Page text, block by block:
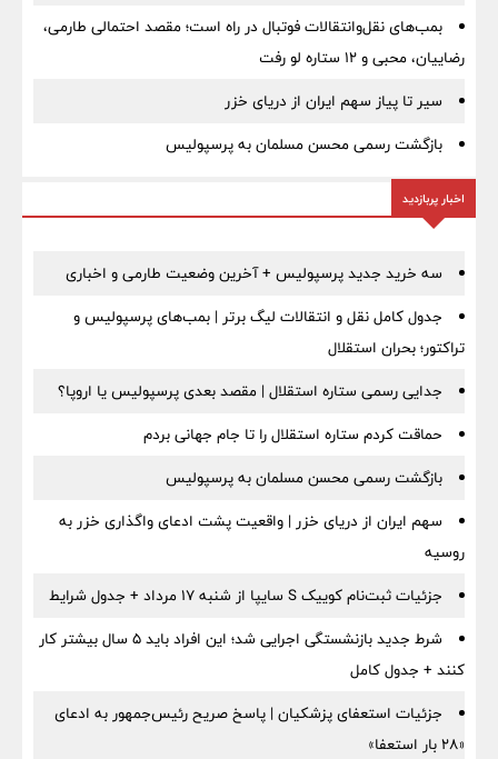
بمب‌های نقل‌وانتقالات فوتبال در راه است؛ مقصد احتمالی طارمی،
رضاییان، محبی و ۱۲ ستاره لو رفت
سیر تا پیاز سهم ایران از دریای خزر
بازگشت رسمی محسن مسلمان به پرسپولیس
اخبار پربازدید
سه خرید جدید پرسپولیس + آخرین وضعیت طارمی و اخباری
جدول کامل نقل و انتقالات لیگ برتر | بمب‌های پرسپولیس و
تراکتور؛ بحران استقلال
جدایی رسمی ستاره استقلال | مقصد بعدی پرسپولیس یا اروپا؟
حماقت کردم ستاره استقلال را تا جام جهانی بردم
بازگشت رسمی محسن مسلمان به پرسپولیس
سهم ایران از دریای خزر | واقعیت پشت ادعای واگذاری خزر به
روسیه
جزئیات ثبت‌نام کوییک S سایپا از شنبه ۱۷ مرداد + جدول شرایط
شرط جدید بازنشستگی اجرایی شد؛ این افراد باید ۵ سال بیشتر کار
کنند + جدول کامل
جزئیات استعفای پزشکیان | پاسخ صریح رئیس‌جمهور به ادعای
«۲۸ بار استعفا»